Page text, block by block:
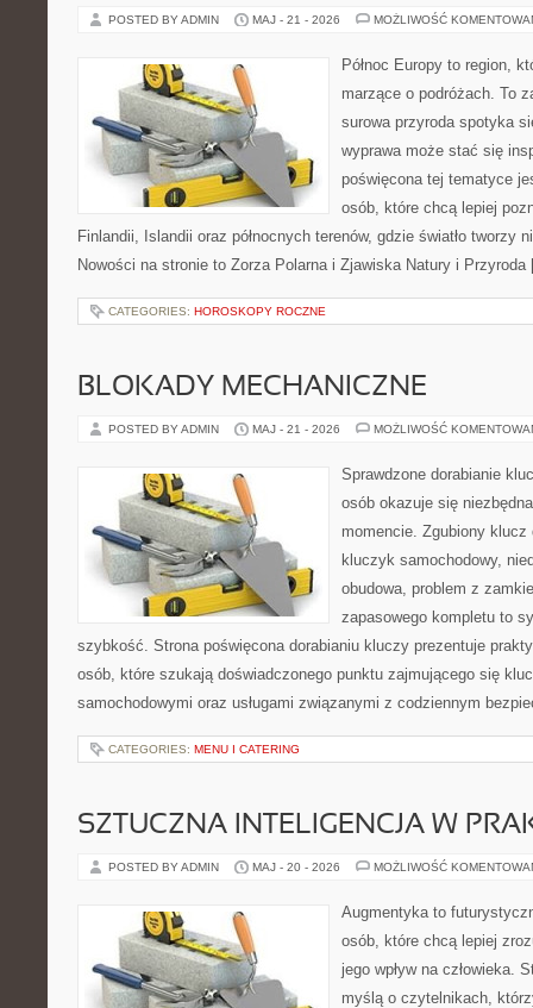
POSTED BY ADMIN MAJ - 21 - 2026 MOŻLIWOŚĆ
Północ Europy to region,
marzące o podróżach. To
surowa przyroda spotyka
wyprawa może stać się
poświęcona tej tematyce
osób, które chcą lepiej
Finlandii, Islandii oraz północnych terenów, gdzie światło tworzy
Nowości na stronie to Zorza Polarna i Zjawiska Natury i
CATEGORIES: HOROSKOPY ROCZNE
BLOKADY MECHANICZNE
POSTED BY ADMIN MAJ - 21 - 2026 MOŻLIWOŚĆ
Sprawdzone dorabianie
osób okazuje się
momencie. Zgubiony
kluczyk samochodowy,
obudowa, problem z
zapasowego kompletu to
szybkość. Strona poświęcona dorabianiu kluczy prezentuje
osób, które szukają doświadczonego punktu zajmującego się
samochodowymi oraz usługami związanymi z codziennym
CATEGORIES: MENU I CATERING
SZTUCZNA INTELIGENCJA W
POSTED BY ADMIN MAJ - 20 - 2026 MOŻLIWOŚĆ
Augmentyka to
osób, które chcą lepiej
jego wpływ na człowieka.
myślą o czytelnikach,